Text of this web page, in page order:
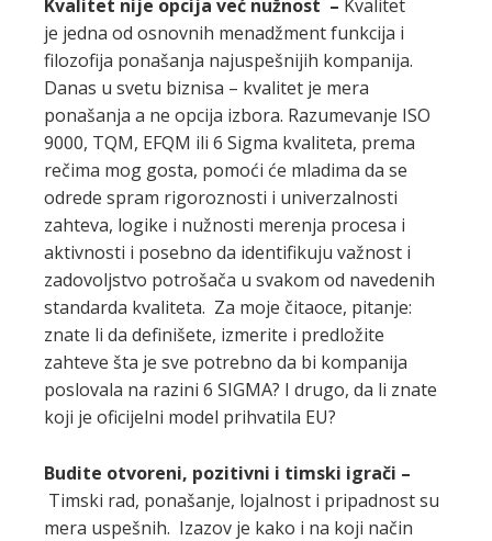
Kvalitet nije opcija već nužnost – Kvalitet
je jedna od osnovnih menadžment funkcija i
filozofija ponašanja najuspešnijih kompanija.
Danas u svetu biznisa – kvalitet je mera
ponašanja a ne opcija izbora. Razumevanje ISO
9000, TQM, EFQM ili 6 Sigma kvaliteta, prema
rečima mog gosta, pomoći će mladima da se
odrede spram rigoroznosti i univerzalnosti
zahteva, logike i nužnosti merenja procesa i
aktivnosti i posebno da identifikuju važnost i
zadovoljstvo potrošača u svakom od navedenih
standarda kvaliteta. Za moje čitaoce, pitanje:
znate li da definišete, izmerite i predložite
zahteve šta je sve potrebno da bi kompanija
poslovala na razini 6 SIGMA? I drugo, da li znate
koji je oficijelni model prihvatila EU?
Budite otvoreni, pozitivni i timski igrači –
Timski rad, ponašanje, lojalnost i pripadnost su
mera uspešnih. Izazov je kako i na koji način